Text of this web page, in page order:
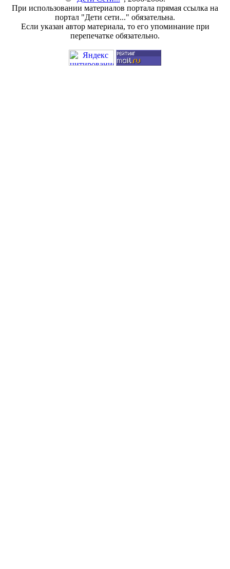
При использовании материалов портала прямая ссылка на
портал "Дети сети..." обязательна.
Если указан автор материала, то его упоминание при
перепечатке обязательно.